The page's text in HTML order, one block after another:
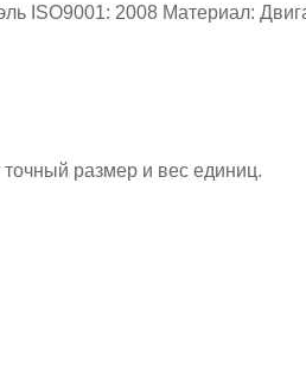
ISO9001: 2008 Материал:
размер и вес единиц.